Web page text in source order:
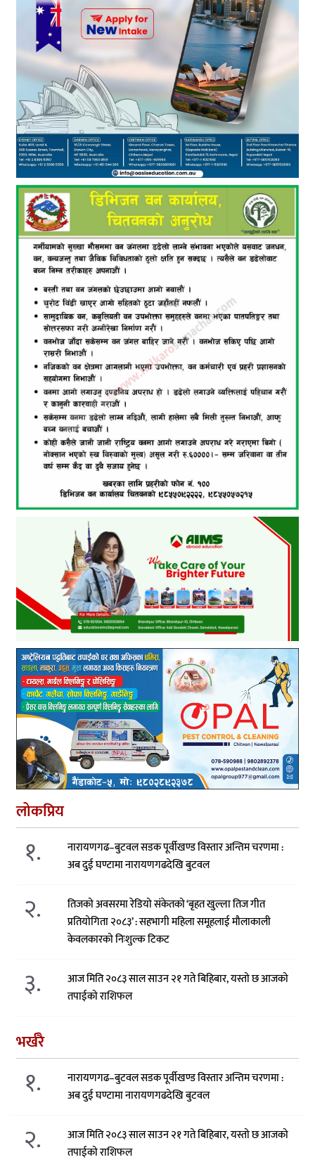
लोकप्रिय
१.
नारायणगढ–बुटवल सडक पूर्वीखण्ड विस्तार अन्तिम चरणमा :
अब दुई घण्टामा नारायणगढदेखि बुटवल
२.
तिजको अवसरमा रेडियो संकेतको ‘बृहत खुल्ला तिज गीत
प्रतियोगिता २०८३’ : सहभागी महिला समूहलाई मौलाकाली
केवलकारको निःशुल्क टिकट
३.
आज मिति २०८३ साल साउन २१ गते बिहिबार, यस्तो छ आजको
तपाईको राशिफल
भर्खरै
१.
नारायणगढ–बुटवल सडक पूर्वीखण्ड विस्तार अन्तिम चरणमा :
अब दुई घण्टामा नारायणगढदेखि बुटवल
२.
आज मिति २०८३ साल साउन २१ गते बिहिबार, यस्तो छ आजको
तपाईको राशिफल